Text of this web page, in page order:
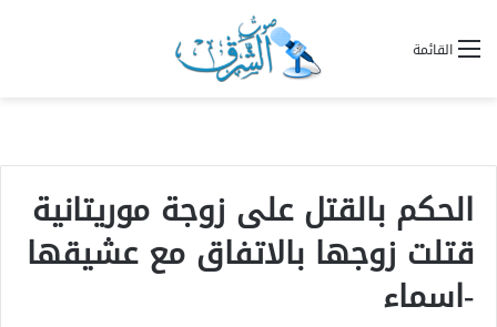
القائمة
الحكم بالقتل على زوجة موريتانية
قتلت زوجها بالاتفاق مع عشيقها
-اسماء